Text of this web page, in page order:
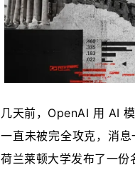
几天前，OpenAI 用 AI
一直未被完全攻克，消
荷兰莱顿大学发布了一份